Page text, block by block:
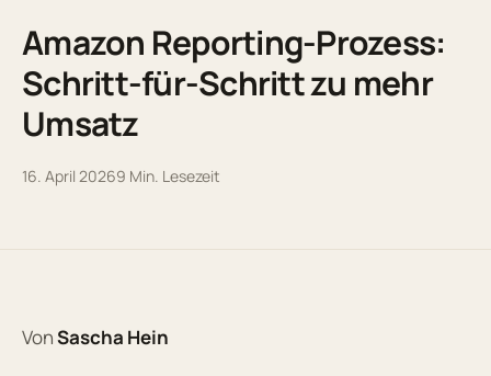
Amazon Reporting-Prozess:
Schritt-für-Schritt zu mehr
Umsatz
16. April 20269 Min. Lesezeit
VonSascha Hein